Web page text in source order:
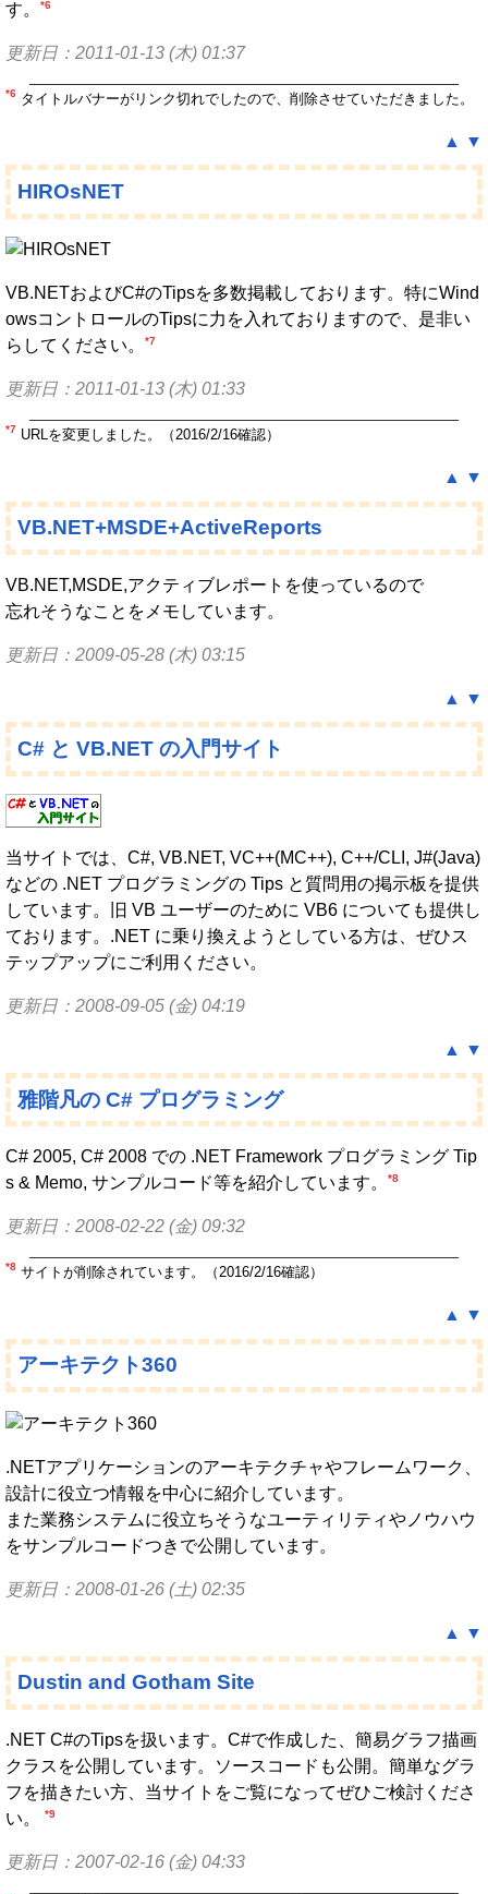
す。 *6
更新日：2011-01-13 (木) 01:37
*6 タイトルバナーがリンク切れでしたので、削除させていただきました。
▲ ▼
HIROsNET
VB.NETおよびC#のTipsを多数掲載しております。特にWind
owsコントロールのTipsに力を入れておりますので、是非い
らしてください。
*7
更新日：2011-01-13 (木) 01:33
*7 URLを変更しました。（2016/2/16確認）
▲ ▼
VB.NET+MSDE+ActiveReports
VB.NET,MSDE,アクティブレポートを使っているので
忘れそうなことをメモしています。
更新日：2009-05-28 (木) 03:15
▲ ▼
C# と VB.NET の入門サイト
当サイトでは、C#, VB.NET, VC++(MC++), C++/CLI, J#(Java)
などの .NET プログラミングの Tips と質問用の掲示板を提供
しています。旧 VB ユーザーのために VB6 についても提供し
ております。.NET に乗り換えようとしている方は、ぜひス
テップアップにご利用ください。
更新日：2008-09-05 (金) 04:19
▲ ▼
雅階凡の C# プログラミング
C# 2005, C# 2008 での .NET Framework プログラミング Tip
s & Memo, サンプルコード等を紹介しています。
*8
更新日：2008-02-22 (金) 09:32
*8 サイトが削除されています。（2016/2/16確認）
▲ ▼
アーキテクト360
.NETアプリケーションのアーキテクチャやフレームワーク、
設計に役立つ情報を中心に紹介しています。
また業務システムに役立ちそうなユーティリティやノウハウ
をサンプルコードつきで公開しています。
更新日：2008-01-26 (土) 02:35
▲ ▼
Dustin and Gotham Site
.NET C#のTipsを扱います。C#で作成した、簡易グラフ描画
クラスを公開しています。ソースコードも公開。簡単なグラ
フを描きたい方、当サイトをご覧になってぜひご検討くださ
い。
*9
更新日：2007-02-16 (金) 04:33